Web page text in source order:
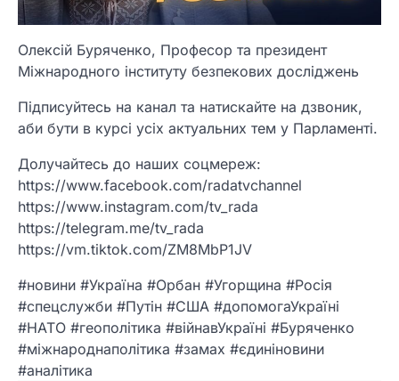
Олексій Буряченко, Професор та президент
Міжнародного інституту безпекових досліджень
Підписуйтесь на канал та натискайте на дзвоник,
аби бути в курсі усіх актуальних тем у Парламенті.
Долучайтесь до наших соцмереж:
https://www.facebook.com/radatvchannel
https://www.instagram.com/tv_rada
https://telegram.me/tv_rada
https://vm.tiktok.com/ZM8MbP1JV
#новини #Україна #Орбан #Угорщина #Росія
#спецслужби #Путін #США #допомогаУкраїні
#НАТО #геополітика #війнавУкраїні #Буряченко
#міжнароднаполітика #замах #єдиніновини
#аналітика